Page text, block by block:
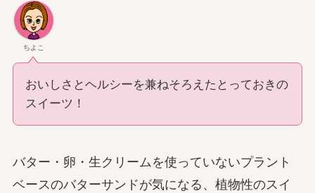
ちよこ
おいしさとヘルシーを兼ねそろえたとっておきの
スイーツ！
バター・卵・生クリームを使っていないプラント
ベースのバターサンドが気になる、植物性のスイ